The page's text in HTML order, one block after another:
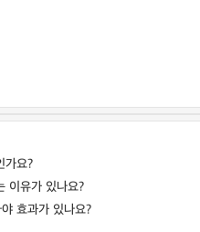
가요?
이유가 있나요?
효과가 있나요?